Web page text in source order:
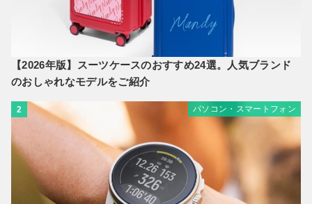
【2026年版】スーツケースのおすすめ24選。人気ブランド
のおしゃれなモデルをご紹介
2 パソコン・スマートフォン